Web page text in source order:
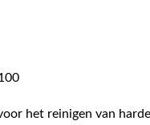
het reinigen van